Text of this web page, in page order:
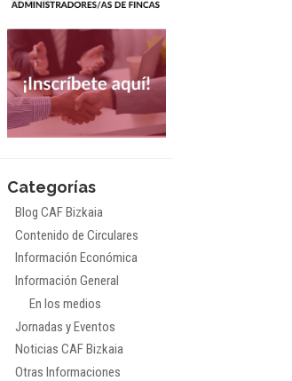
Categorías
Blog CAF Bizkaia
Contenido de Circulares
Información Económica
Información General
En los medios
Jornadas y Eventos
Noticias CAF Bizkaia
Otras Informaciones